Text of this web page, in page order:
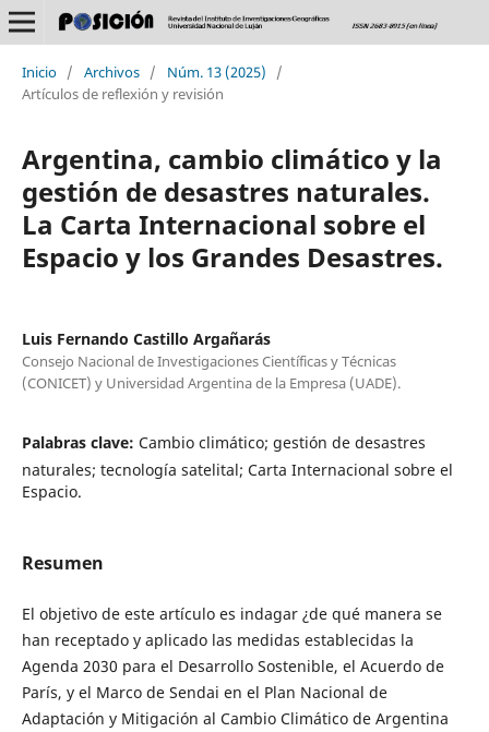
Inicio / Archivos / Núm. 13 (2025)
/
Artículos de reflexión y revisión
Argentina, cambio climático y la
gestión de desastres naturales.
La Carta Internacional sobre el
Espacio y los Grandes Desastres.
Luis Fernando Castillo Argañarás
Consejo Nacional de Investigaciones Científicas y Técnicas
(CONICET) y Universidad Argentina de la Empresa (UADE).
Palabras clave: Cambio climático; gestión de desastres
naturales; tecnología satelital; Carta Internacional sobre el
Espacio.
Resumen
El objetivo de este artículo es indagar ¿de qué manera se
han receptado y aplicado las medidas establecidas la
Agenda 2030 para el Desarrollo Sostenible, el Acuerdo de
París, y el Marco de Sendai en el Plan Nacional de
Adaptación y Mitigación al Cambio Climático de Argentina